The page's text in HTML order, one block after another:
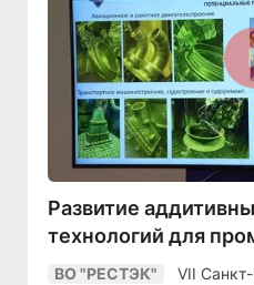
Развитие
технологий для
ВО "РЕСТЭК"
VII